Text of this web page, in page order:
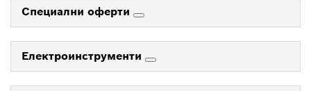
Специални оферти
Електроинструменти